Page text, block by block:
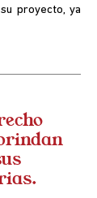
proyecto, ya